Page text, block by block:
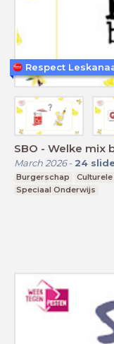
SBO - Welke mix
March 2026- 24
Burgerschap
Speciaal Onderwijs
Respect